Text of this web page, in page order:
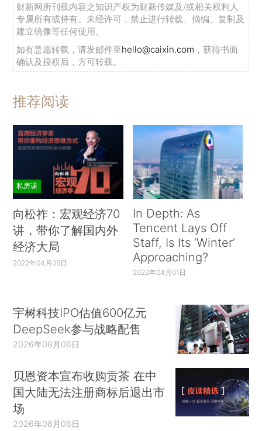
财新网所刊载内容之知识产权为财新传媒及/或相关权利人
专属所有或持有。未经许可，禁止进行转载、摘编、复制及
建立镜像等任何使用。
如有意愿转载，请发邮件至hello@caixin.com ，获得书面
确认及授权后，方可转载。
推荐阅读
私房课
向松祚：宏观经济70
讲，带你了解国内外
经济大局
2022年04月06日
In Depth: As
Tencent Lays Off
Staff, Is Its ‘Winter’
Approaching?
2022年04月01日
宇树科技IPO估值600亿元
DeepSeek参与战略配售
2026年08月06日
贝恩资本宣布收购贡茶 在中
国大陆无法注册商标后退出市
场
2026年08月06日